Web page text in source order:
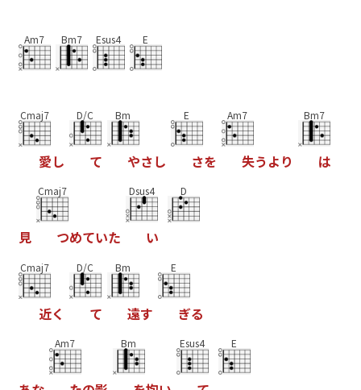
Am7 Bm7 Esus4 E
Cmaj7
愛し
D/C
て
Bm
やさし
E
さを
Am7
失う よ り
Bm7
は
見
Cmaj7
つめていた
Dsus4
い
D
Cmaj7
近く
D/C
て
Bm
遠す
E
ぎる
Am7 Bm Esus4 E